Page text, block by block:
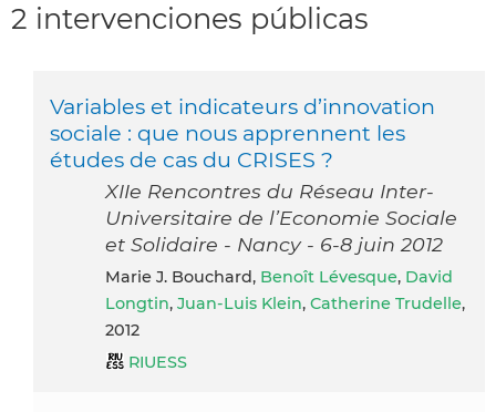
2 intervenciones públicas
Variables et indicateurs d’innovation
sociale : que nous apprennent les
études de cas du CRISES ?
XIIe Rencontres du Réseau Inter-
Universitaire de l’Economie Sociale
et Solidaire - Nancy - 6-8 juin 2012
Marie J. Bouchard, Benoît Lévesque, David
Longtin, Juan-Luis Klein, Catherine Trudelle,
2012
RIUESS